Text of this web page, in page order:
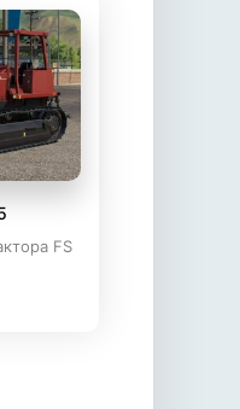
FS